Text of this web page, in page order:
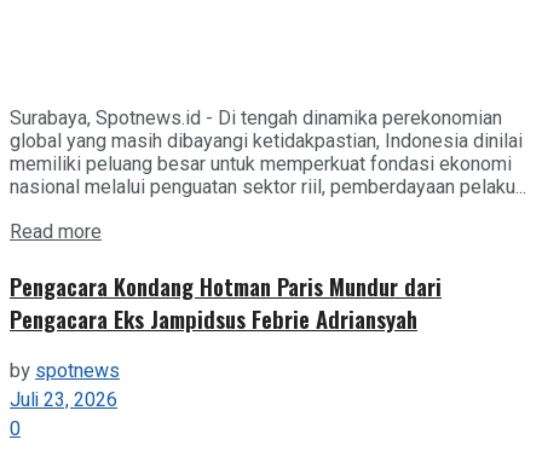
Surabaya, Spotnews.id - Di tengah dinamika perekonomian
global yang masih dibayangi ketidakpastian, Indonesia dinilai
memiliki peluang besar untuk memperkuat fondasi ekonomi
nasional melalui penguatan sektor riil, pemberdayaan pelaku...
Read more
Pengacara Kondang Hotman Paris Mundur dari
Pengacara Eks Jampidsus Febrie Adriansyah
byspotnews
Juli 23, 2026
0